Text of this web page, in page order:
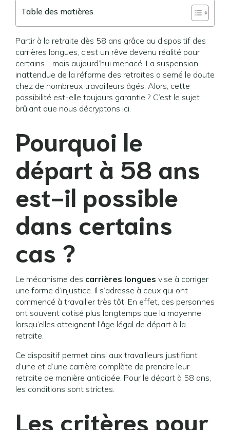
Table des matières
Partir à la retraite dès 58 ans grâce au dispositif des
carrières longues, c’est un rêve devenu réalité pour
certains… mais aujourd’hui menacé. La suspension
inattendue de la réforme des retraites a semé le doute
chez de nombreux travailleurs âgés. Alors, cette
possibilité est-elle toujours garantie ? C’est le sujet
brûlant que nous décryptons ici.
Pourquoi le
départ à 58 ans
est-il possible
dans certains
cas ?
Le mécanisme des carrières longues vise à corriger
une forme d’injustice. Il s’adresse à ceux qui ont
commencé à travailler très tôt. En effet, ces personnes
ont souvent cotisé plus longtemps que la moyenne
lorsqu’elles atteignent l’âge légal de départ à la
retraite.
Ce dispositif permet ainsi aux travailleurs justifiant
d’une et d’une carrière complète de prendre leur
retraite de manière anticipée. Pour le départ à 58 ans,
les conditions sont strictes.
Les critères pour